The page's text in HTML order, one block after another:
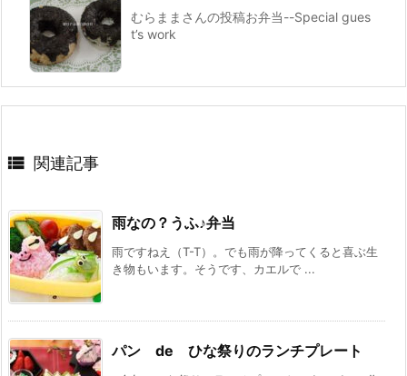
むらままさんの投稿お弁当--Special gues
t’s work
 関連記事
雨なの？うふ♪弁当
雨ですねえ（T-T）。でも雨が降ってくると喜ぶ生
き物もいます。そうです、カエルで ...
パン de ひな祭りのランチプレート